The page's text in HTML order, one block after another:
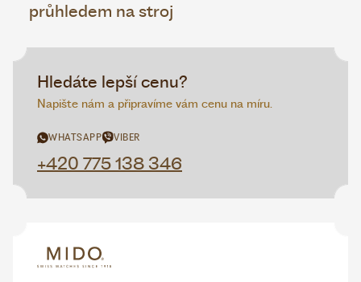
průhledem na stroj
Hledáte lepší cenu?
Napište nám a připravíme vám cenu na míru.
WHATSAPP VIBER
+420 775 138 346